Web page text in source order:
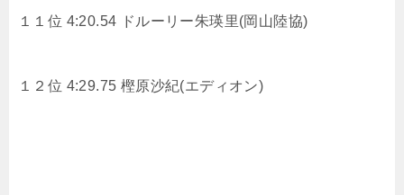
１１位 4:20.54 ドルーリー朱瑛里(岡山陸協)
１２位 4:29.75 樫原沙紀(エディオン)